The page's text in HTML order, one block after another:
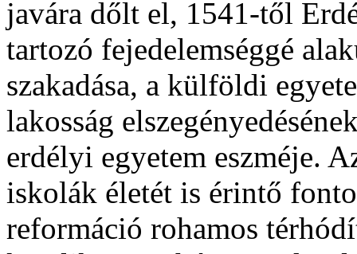
javára dőlt el, 1541-től
tartozó fejedelemséggé
szakadása, a külföldi
lakosság
erdélyi egyetem eszméje.
iskolák életét is érintő
reformáció rohamos